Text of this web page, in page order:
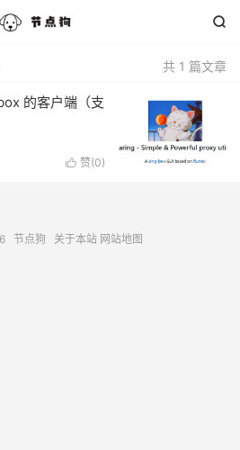

共 1 篇文章
的客户端（支
 赞(0)
节点狗 关于本站 网站地图